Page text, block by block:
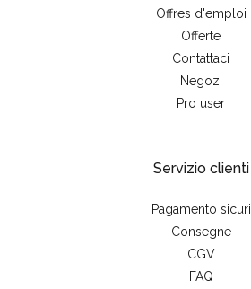
Offres d'emploi
Offerte
Contattaci
Negozi
Pro user
Servizio clienti
Pagamento sicuri
Consegne
CGV
FAQ